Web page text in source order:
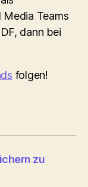
Media Teams
dann bei
folgen!
zu